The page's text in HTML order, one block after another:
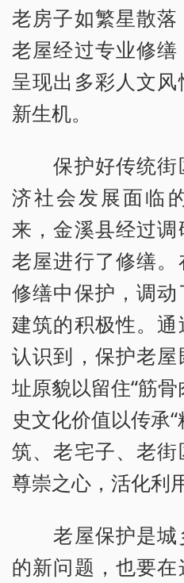
老房子如繁星散
老屋经过专业修缮
呈现出多彩人文
新生机。
保护好传统街
济社会发展面临
来，金溪县经过
老屋进行了修缮
修缮中保护，调
建筑的积极性。
认识到，保护老
址原貌以留住“筋
史文化价值以传承
筑、老宅子、老街
尊崇之心，活化利
老屋保护是城
的新问题，也要